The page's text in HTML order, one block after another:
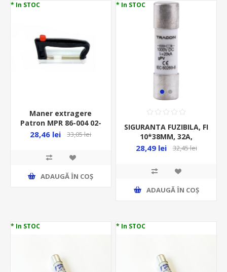
* In STOC
Maner extragere
Patron MPR 86-004 02-
283
28,46 lei 33,05 lei
ADAUGĂ ȊN COŞ
* In STOC
SIGURANTA FUZIBILA, FI
10*38MM, 32A,
1000VDC, GPV,
28,49 lei 32,45 lei
ADAUGĂ ȊN COŞ
* In STOC * In STOC